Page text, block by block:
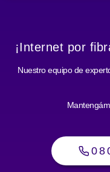
¡Internet por
Nuestro equipo de